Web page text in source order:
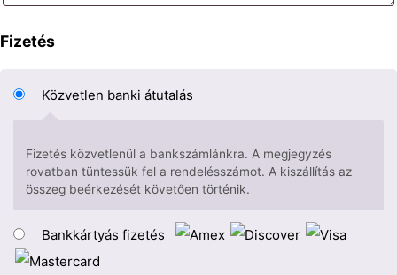
Fizetés
Közvetlen banki átutalás
Fizetés közvetlenül a bankszámlánkra. A megjegyzés
rovatban tüntessük fel a rendelésszámot. A kiszállítás az
összeg beérkezését követően történik.
Bankkártyás fizetés